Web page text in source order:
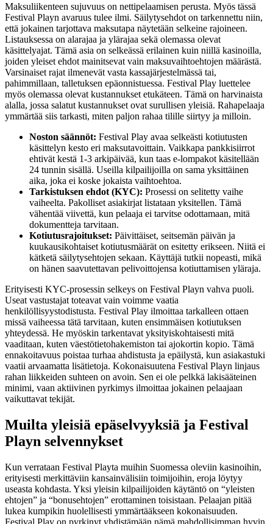
Maksuliikenteen sujuvuus on nettipelaamisen perusta. Myös tässä
Festival Playn avaruus tulee ilmi. Säilytysehdot on tarkennettu niin,
että jokainen tarjottava maksutapa näytetään selkeine rajoineen.
Listauksessa on alarajaa ja ylärajaa sekä olemassa olevat
käsittelyajat. Tämä asia on selkeässä erilainen kuin niillä kasinoilla,
joiden yleiset ehdot mainitsevat vain maksuvaihtoehtojen määrästä.
Varsinaiset rajat ilmenevät vasta kassajärjestelmässä tai,
pahimmillaan, talletuksen epäonnistuessa. Festival Play luettelee
myös olemassa olevat kustannukset etukäteen. Tämä on harvinaista
alalla, jossa salatut kustannukset ovat surullisen yleisiä. Rahapelaaja
ymmärtää siis tarkasti, miten paljon rahaa tilille siirtyy ja milloin.
Noston säännöt: Festival Play avaa selkeästi kotiutusten
käsittelyn kesto eri maksutavoittain. Vaikkapa pankkisiirrot
ehtivät kestä 1-3 arkipäivää, kun taas e-lompakot käsitellään
24 tunnin sisällä. Useilla kilpailijoilla on sama yksittäinen
aika, joka ei koske jokaista vaihtoehtoa.
Tarkistuksen ehdot (KYC): Prosessi on selitetty vaihe
vaiheelta. Pakolliset asiakirjat listataan yksitellen. Tämä
vähentää viivettä, kun pelaaja ei tarvitse odottamaan, mitä
dokumentteja tarvitaan.
Kotiutusrajoitukset: Päivittäiset, seitsemän päivän ja
kuukausikohtaiset kotiutusmäärät on esitetty erikseen. Niitä ei
kätketä säilytysehtojen sekaan. Käyttäjä tutkii nopeasti, mikä
on hänen saavutettavan pelivoittojensa kotiuttamisen yläraja.
Erityisesti KYC-prosessin selkeys on Festival Playn vahva puoli.
Useat vastustajat toteavat vain voimme vaatia
henkilöllisyystodistusta. Festival Play ilmoittaa tarkalleen ottaen
missä vaiheessa tätä tarvitaan, kuten ensimmäisen kotiutuksen
yhteydessä. He myöskin tarkentavat yksityiskohtaisesti mitä
vaaditaan, kuten väestötietohakemiston tai ajokortin kopio. Tämä
ennakoitavuus poistaa turhaa ahdistusta ja epäilystä, kun asiakastuki
vaatii arvaamatta lisätietoja. Kokonaisuutena Festival Playn linjaus
rahan liikkeiden suhteen on avoin. Sen ei ole pelkkä lakisääteinen
minimi, vaan aktiivinen pyrkimys ilmoittaa jokainen pelaajaan
vaikuttavat tekijät.
Muilta yleisiä epäselvyyksiä ja Festival
Playn selvennykset
Kun verrataan Festival Playta muihin Suomessa oleviin kasinoihin,
erityisesti merkittäviin kansainvälisiin toimijoihin, eroja löytyy
useasta kohdasta. Yksi yleisin kilpailijoiden käytäntö on “yleisten
ehtojen” ja “bonusehtojen” erottaminen toisistaan. Pelaajan pitää
lukea kumpikin huolellisesti ymmärtääkseen kokonaisuuden.
Festival Play on pyrkinyt yhdistämään nämä mahdollisimman hyvin.